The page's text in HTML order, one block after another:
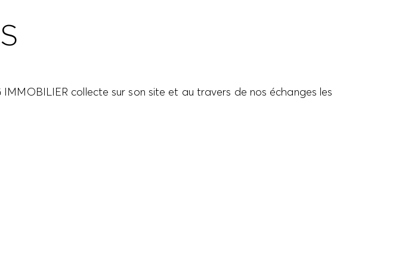
collecte sur son site et au travers de nos échanges les